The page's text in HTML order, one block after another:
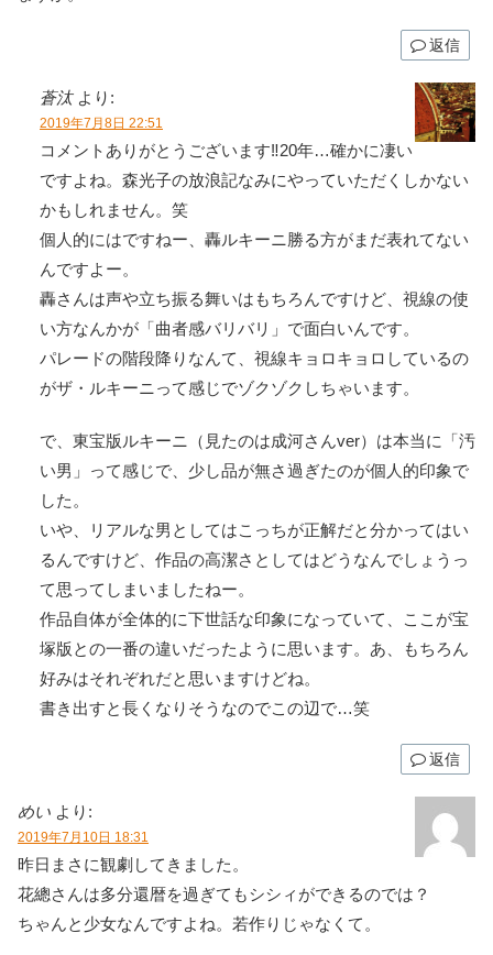
返信
蒼汰 より:
2019年7月8日 22:51
コメントありがとうございます‼20年…確かに凄い
ですよね。森光子の放浪記なみにやっていただくしかない
かもしれません。笑
個人的にはですねー、轟ルキーニ勝る方がまだ表れてない
んですよー。
轟さんは声や立ち振る舞いはもちろんですけど、視線の使
い方なんかが「曲者感バリバリ」で面白いんです。
パレードの階段降りなんて、視線キョロキョロしているの
がザ・ルキーニって感じでゾクゾクしちゃいます。
で、東宝版ルキーニ（見たのは成河さんver）は本当に「汚
い男」って感じで、少し品が無さ過ぎたのが個人的印象で
した。
いや、リアルな男としてはこっちが正解だと分かってはい
るんですけど、作品の高潔さとしてはどうなんでしょうっ
て思ってしまいましたねー。
作品自体が全体的に下世話な印象になっていて、ここが宝
塚版との一番の違いだったように思います。あ、もちろん
好みはそれぞれだと思いますけどね。
書き出すと長くなりそうなのでこの辺で…笑
返信
めい より:
2019年7月10日 18:31
昨日まさに観劇してきました。
花總さんは多分還暦を過ぎてもシシィができるのでは？
ちゃんと少女なんですよね。若作りじゃなくて。